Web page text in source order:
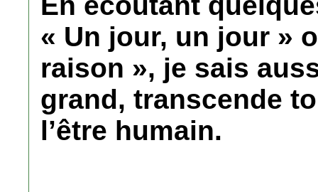
« Un jour, un jour »
raison », je sais
grand, transcende
l’être humain.